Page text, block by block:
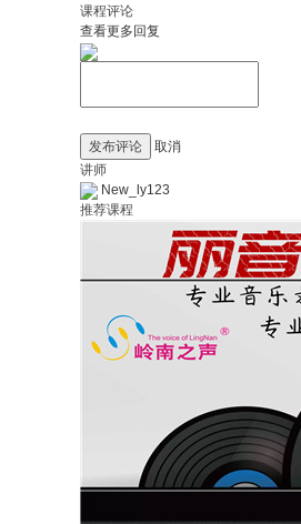
课程评论
查看更多回复
发布评论
取消
讲师
New_ly123
推荐课程